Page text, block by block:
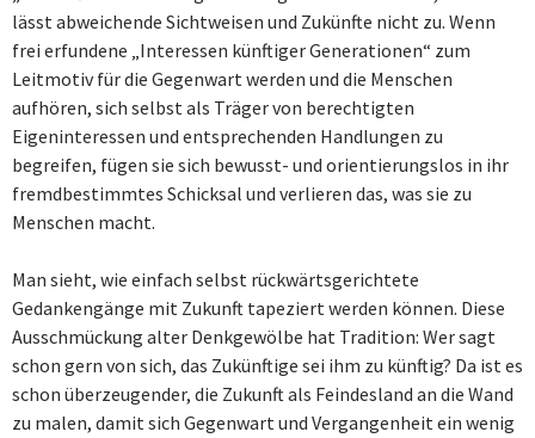
lässt abweichende Sichtweisen und Zukünfte nicht zu. Wenn
frei erfundene „Interessen künftiger Generationen“ zum
Leitmotiv für die Gegenwart werden und die Menschen
aufhören, sich selbst als Träger von berechtigten
Eigeninteressen und entsprechenden Handlungen zu
begreifen, fügen sie sich bewusst- und orientierungslos in ihr
fremdbestimmtes Schicksal und verlieren das, was sie zu
Menschen macht.
Man sieht, wie einfach selbst rückwärtsgerichtete
Gedankengänge mit Zukunft tapeziert werden können. Diese
Ausschmückung alter Denkgewölbe hat Tradition: Wer sagt
schon gern von sich, das Zukünftige sei ihm zu künftig? Da ist es
schon überzeugender, die Zukunft als Feindesland an die Wand
zu malen, damit sich Gegenwart und Vergangenheit ein wenig